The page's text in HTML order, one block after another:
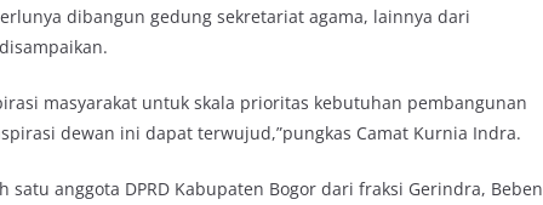
dibangun gedung sekretariat agama, lainnya dari
masyarakat untuk skala prioritas kebutuhan pembangunan
dewan ini dapat terwujud,”pungkas Camat Kurnia Indra.
anggota DPRD Kabupaten Bogor dari fraksi Gerindra, Beben